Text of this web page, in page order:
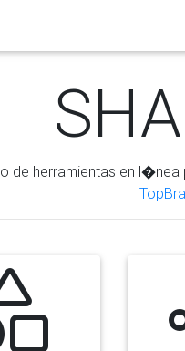
de herramientas en